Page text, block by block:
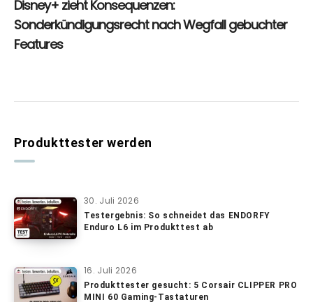
Produkttester werden
30. Juli 2026
Testergebnis: So schneidet das ENDORFY
Enduro L6 im Produkttest ab
16. Juli 2026
Produkttester gesucht: 5 Corsair CLIPPER PRO
MINI 60 Gaming-Tastaturen